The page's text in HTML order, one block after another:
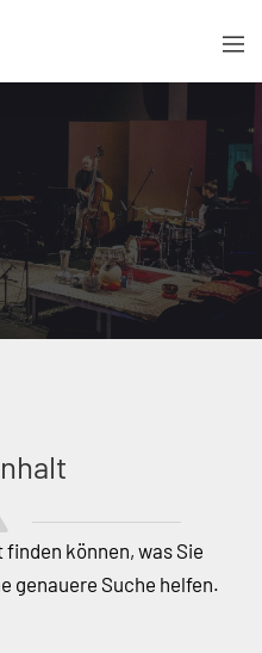
können, was Sie
genauere Suche helfen.